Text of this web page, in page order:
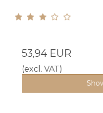
53,94 EUR
(excl. VAT)